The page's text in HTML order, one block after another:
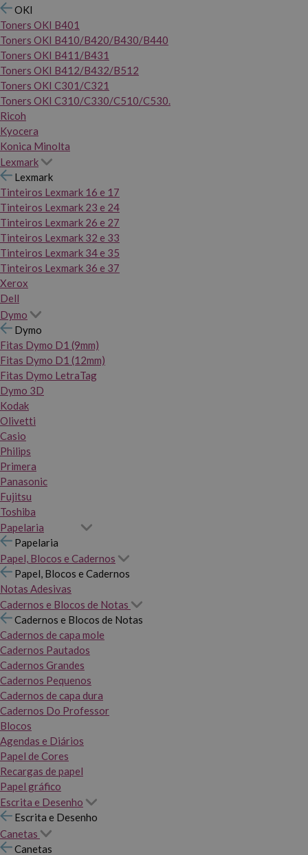
OKI
Toners OKI B401
Toners OKI B410/B420/B430/B440
Toners OKI B411/B431
Toners OKI B412/B432/B512
Toners OKI C301/C321
Toners OKI C310/C330/C510/C530.
Ricoh
Kyocera
Konica Minolta
Lexmark
Lexmark
Tinteiros Lexmark 16 e 17
Tinteiros Lexmark 23 e 24
Tinteiros Lexmark 26 e 27
Tinteiros Lexmark 32 e 33
Tinteiros Lexmark 34 e 35
Tinteiros Lexmark 36 e 37
Xerox
Dell
Dymo
Dymo
Fitas Dymo D1 (9mm)
Fitas Dymo D1 (12mm)
Fitas Dymo LetraTag
Dymo 3D
Kodak
Olivetti
Casio
Philips
Primera
Panasonic
Fujitsu
Toshiba
Papelaria
Papelaria
Papel, Blocos e Cadernos
Papel, Blocos e Cadernos
Notas Adesivas
Cadernos e Blocos de Notas
Cadernos e Blocos de Notas
Cadernos de capa mole
Cadernos Pautados
Cadernos Grandes
Cadernos Pequenos
Cadernos de capa dura
Cadernos Do Professor
Blocos
Agendas e Diários
Papel de Cores
Recargas de papel
Papel gráfico
Escrita e Desenho
Escrita e Desenho
Canetas
Canetas